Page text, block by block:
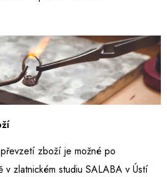
zboží je možné po
v zlatnickém studiu SALABA v Ústí